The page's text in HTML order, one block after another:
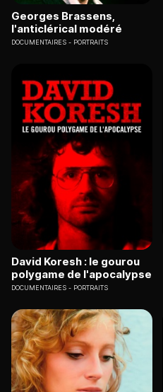
Georges Brassens,
l'anticlérical modéré
DOCUMENTAIRES PORTRAITS
David Koresh : le gourou
polygame de l'apocalypse
DOCUMENTAIRES PORTRAITS